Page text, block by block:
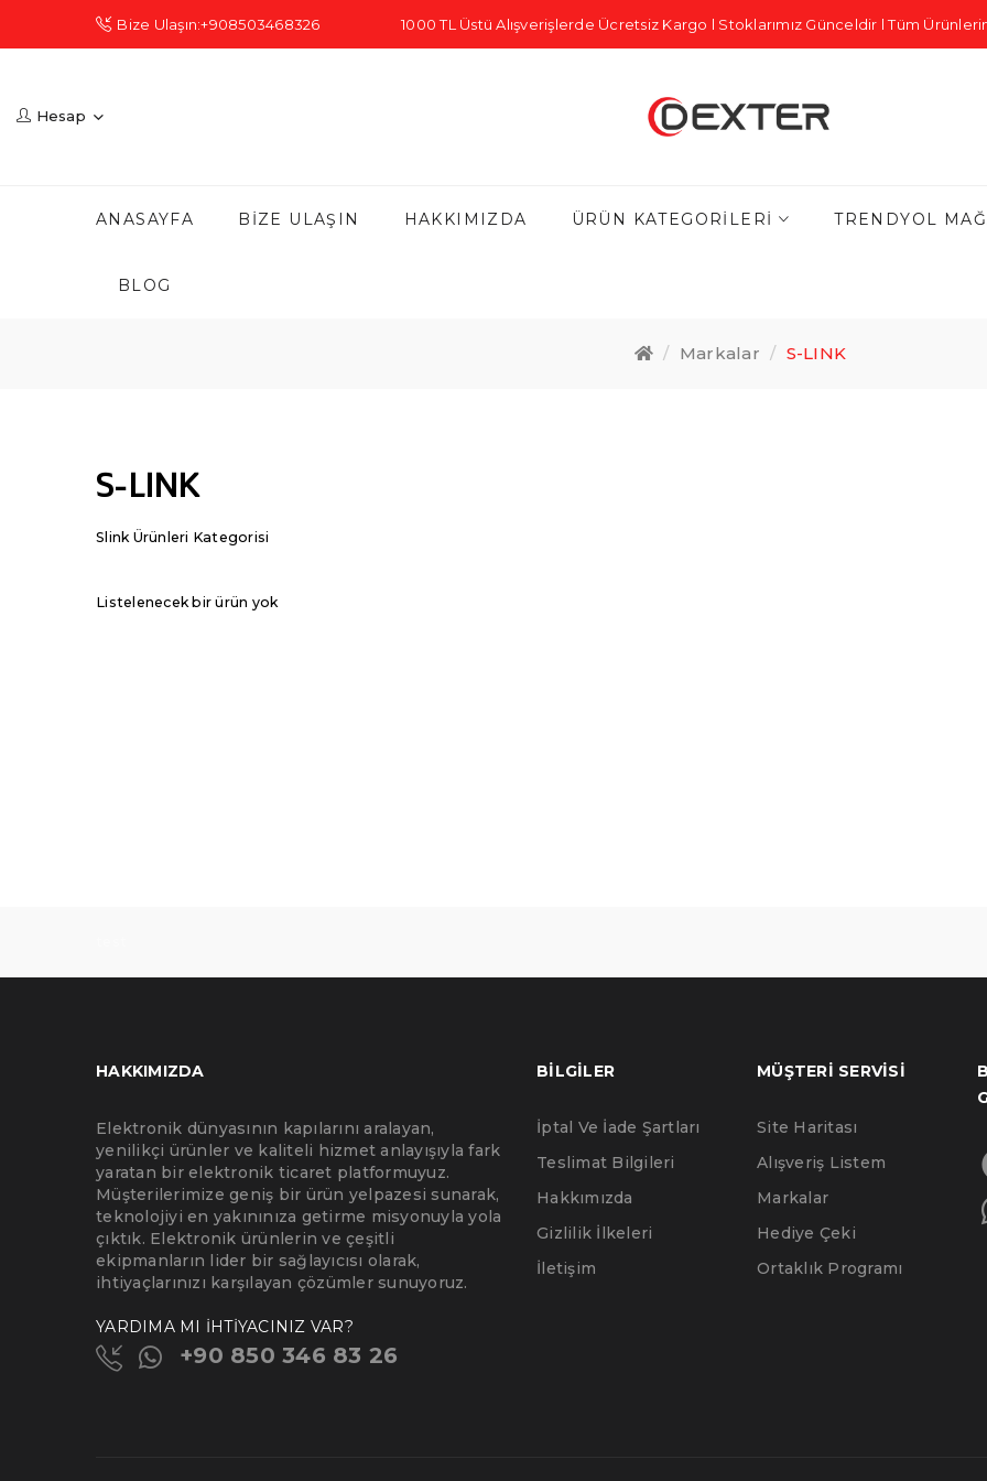
Bize Ulaşın:+908503468326 1000 TL Üstü Alışverişlerde Ücretsiz Kargo l Stoklarımız Günceldir l Tüm
Hesap
ANASAYFA BIZE ULAŞIN HAKKIMIZDA ÜRÜN KATEGORILERI TRENDYOL
BLOG
Markalar S-LINK
S-LINK
Slink Ürünleri Kategorisi
Listelenecek bir ürün yok
HAKKIMIZDA
Elektronik dünyasının kapılarını aralayan,
yenilikçi ürünler ve kaliteli hizmet anlayışıyla fark
yaratan bir elektronik ticaret platformuyuz.
Müşterilerimize geniş bir ürün yelpazesi sunarak,
teknolojiyi en yakınınıza getirme misyonuyla yola
çıktık. Elektronik ürünlerin ve çeşitli
ekipmanların lider bir sağlayıcısı olarak,
ihtiyaçlarınızı karşılayan çözümler sunuyoruz.
YARDIMA MI İHTİYACINIZ VAR?
+90 850 346 83 26
BILGILER
İptal Ve İade Şartları
Teslimat Bilgileri
Hakkımızda
Gizlilik İlkeleri
İletişim
MÜŞTERI SERVISI
Site Haritası
Alışveriş Listem
Markalar
Hediye Çeki
Ortaklık Programı